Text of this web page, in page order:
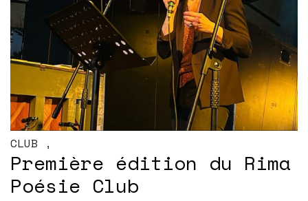
CLUB ,
Première édition du Rima
Poésie Club